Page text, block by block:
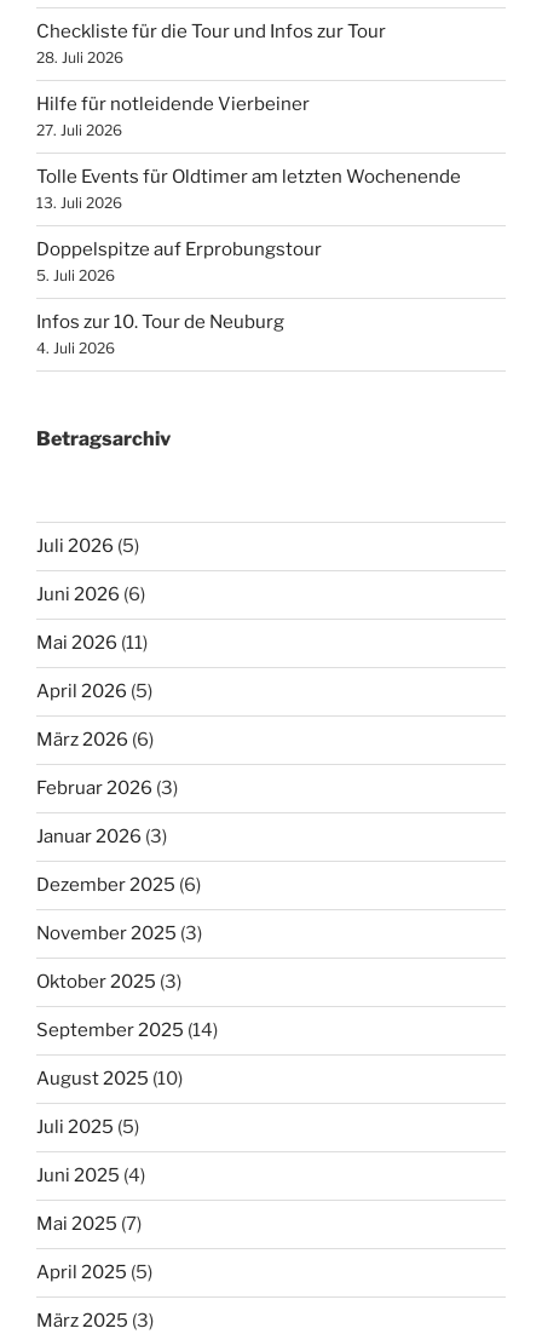
Checkliste für die Tour und Infos zur Tour
28. Juli 2026
Hilfe für notleidende Vierbeiner
27. Juli 2026
Tolle Events für Oldtimer am letzten Wochenende
13. Juli 2026
Doppelspitze auf Erprobungstour
5. Juli 2026
Infos zur 10. Tour de Neuburg
4. Juli 2026
Betragsarchiv
Juli 2026 (5)
Juni 2026 (6)
Mai 2026 (11)
April 2026 (5)
März 2026 (6)
Februar 2026 (3)
Januar 2026 (3)
Dezember 2025 (6)
November 2025 (3)
Oktober 2025 (3)
September 2025 (14)
August 2025 (10)
Juli 2025 (5)
Juni 2025 (4)
Mai 2025 (7)
April 2025 (5)
März 2025 (3)